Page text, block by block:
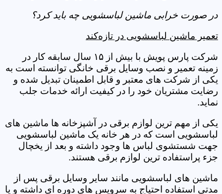
در صورت خرابی ماشین لباسشویی چه باید کرد؟
تعمیر ماشین لباسشویی در تازه‌کند
شرکت پارس پویش با بیش از ۱۵ سال سابقه کار در
زمینه تعمیر و نصب وسایل برقی خانگی توانسته است به
یکی از شرکت های معتبر و قابل اطمینان تبدیل شده و
رضایت مشتریان خود را در کیفیت ارائه خدمات جلب
نماید.
یکی از مهم ترین لوازم برقی در آشپزخانه ها ماشین های
لباسشویی است که در هر خانه یک ماشین لباسشویی
جهت شستشوی لباس ها وجود داشته و بعد از یخچال
جزء پراستفاده ترین لوازم برقی هستند.
ماشین های لباسشویی مانند سایر وسایل برقی پس از
مدتی استفاده احتیاج به سرویس های دوره ای داشته و یا